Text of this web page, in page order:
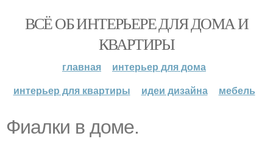
ВСЁ ОБ ИНТЕРЬЕРЕ ДЛЯ ДОМА И
КВАРТИРЫ
главная
интерьер для дома
интерьер для квартиры
идеи дизайна мебель
Фиалки в доме.